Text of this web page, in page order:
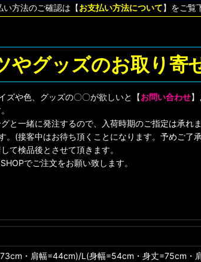
方法のご確認は【お支払い方法について】をご覧
やグッズのお取り寄
や色、グッズの〇〇が欲しいと【お問い合わせ
と一緒に発注するので、入荷時期のご指定は承れ
。(接客中はお待ち頂くことになります。予めご了
て検品後とさせて頂きます。
でご注文をお願い致します。
・肩幅=44cm)/L(身幅=54cm・身丈=75cm